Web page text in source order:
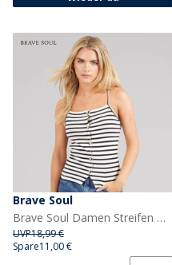
Brave Soul
Brave Soul Damen Streifen Weste Cream/Schwarz
UVP18,99 €
Spare11,00 €